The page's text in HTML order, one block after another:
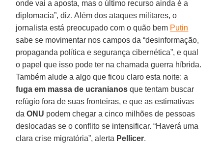
onde vai a aposta, mas o último recurso ainda é a
diplomacia”, diz. Além dos ataques militares, o
jornalista está preocupado com o quão bem Putin
sabe se movimentar nos campos da “desinformação,
propaganda política e segurança cibernética”, e qual
o papel que isso pode ter na chamada guerra híbrida.
Também alude a algo que ficou claro esta noite: a
fuga em massa de ucranianos que tentam buscar
refúgio fora de suas fronteiras, e que as estimativas
daONU podem chegar a cinco milhões de pessoas
deslocadas se o conflito se intensificar. “Haverá uma
clara crise migratória”, alerta Pellicer.